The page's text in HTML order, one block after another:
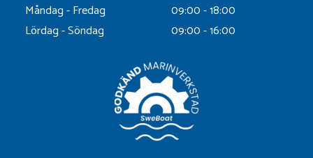
Måndag - Fredag
09:00 - 18:00
Lördag - Söndag
09:00 - 16:00